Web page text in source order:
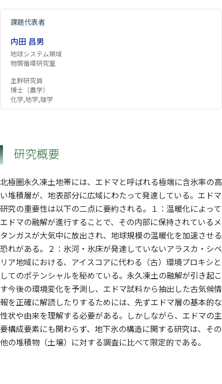
課題代表者
内田 昌男
地球システム領域
物質循環研究室
主幹研究員
博士（農学）
化学,地学,理学
研究概要
北極圏永久凍土地帯には、エドマと呼ばれる極端に含氷率の高
い堆積層が、地表部分に広域にわたって発達している。エドマ
研究の重要性は以下の二点に要約される。１：温暖化によって
エドマの融解が進行することで、その内部に保持されているメ
タンガスが大気中に放出され、地球規模の温暖化を加速させる
恐れがある。２：氷河・氷床が発達していないアラスカ・シベ
リア地域における、アイスコアに代わる（古）環境プロキシと
してのポテンシャルを秘めている。永久凍土の融解が引き起こ
す今後の環境変化を予測し、エドマ試料から抽出した古気候情
報を正確に解読したりするためには、先ずエドマ層の基本的な
性状や由来を理解する必要がある。しかしながら、エドマの主
要構成要素にも関わらず、地下氷の構造に関する研究は、その
他の堆積物（土壌）に対する調査に比べて限定的である。